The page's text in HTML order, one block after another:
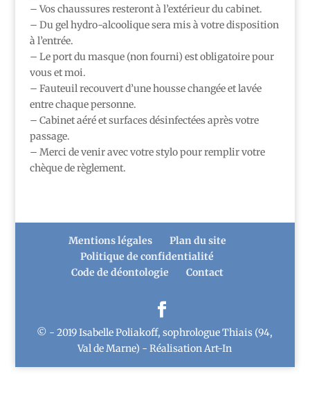
– Vos chaussures resteront à l’extérieur du cabinet.
– Du gel hydro-alcoolique sera mis à votre disposition
à l’entrée.
– Le port du masque (non fourni) est obligatoire pour
vous et moi.
– Fauteuil recouvert d’une housse changée et lavée
entre chaque personne.
– Cabinet aéré et surfaces désinfectées après votre
passage.
– Merci de venir avec votre stylo pour remplir votre
chèque de règlement.
Mentions légales
Plan du site
Politique de confidentialité
Code de déontologie
Contact
© - 2019 Isabelle Poliakoff, sophrologue Thiais (94,
Val de Marne) - Réalisation Art-In